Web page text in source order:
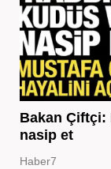
Bakan Çiftçi:
nasip et
Haber7